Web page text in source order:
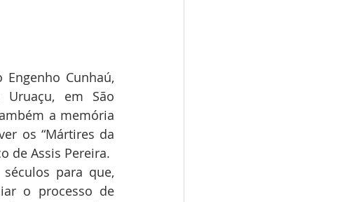
Cunhaú,
Uruaçu, em São
a memória
os “Mártires da
de Assis Pereira.
para que,
o processo de